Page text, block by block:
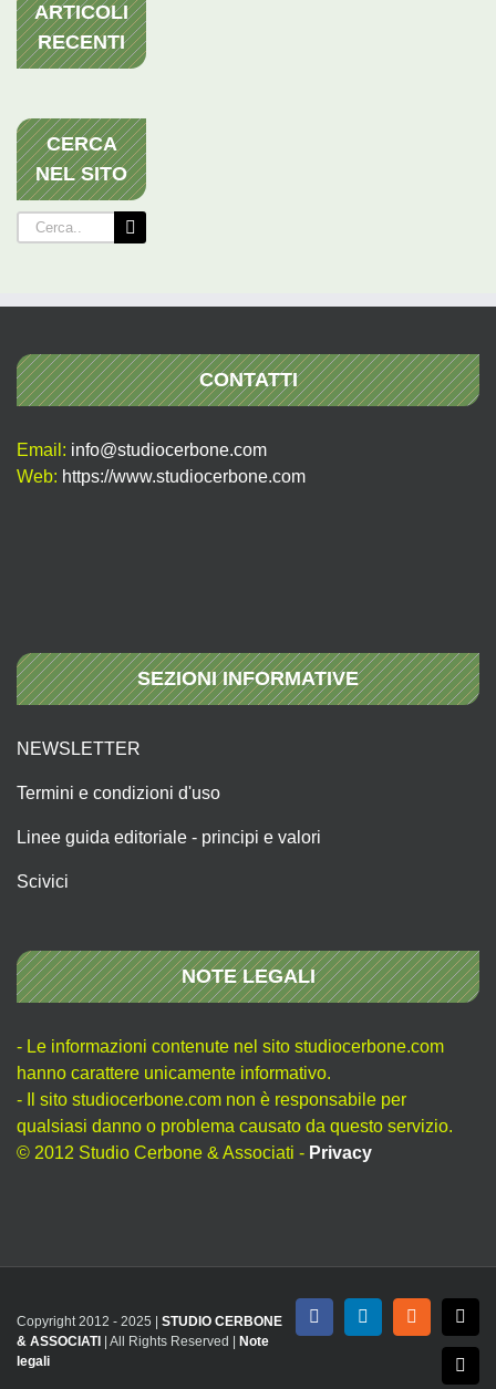
ARTICOLI
RECENTI
CERCA
NEL SITO
Cerca
per:
CONTATTI
Email: info@studiocerbone.com
Web: https://www.studiocerbone.com
SEZIONI INFORMATIVE
NEWSLETTER
Termini e condizioni d'uso
Linee guida editoriale - principi e valori
Scivici
NOTE LEGALI
- Le informazioni contenute nel sito studiocerbone.com
hanno carattere unicamente informativo.
- Il sito studiocerbone.com non è responsabile per
qualsiasi danno o problema causato da questo servizio.
© 2012 Studio Cerbone & Associati - Privacy
Copyright 2012 - 2025 | STUDIO CERBONE
& ASSOCIATI
| All Rights Reserved |
Note
legali
FacebookLinkedInRss X